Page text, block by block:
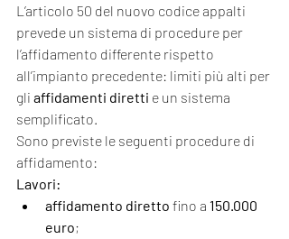
L’articolo 50 del nuovo codice appalti
prevede un sistema di procedure per
l’affidamento differente rispetto
all’impianto precedente: limiti più alti per
gli affidamenti diretti e un sistema
semplificato.
Sono previste le seguenti procedure di
affidamento:
Lavori:
affidamento diretto fino a 150.000
euro;